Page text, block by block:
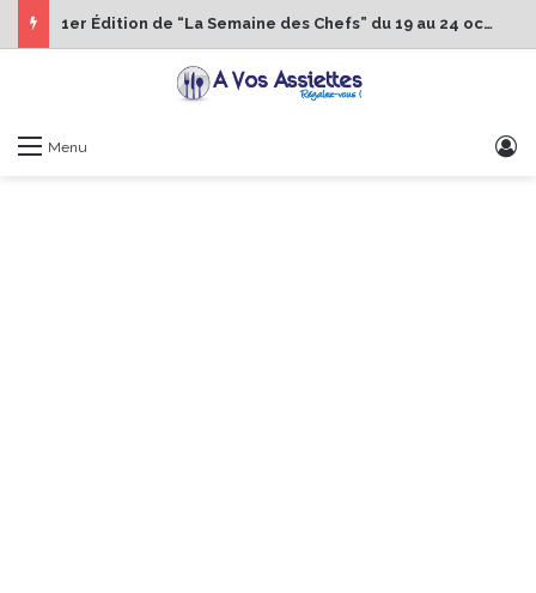
1er Édition de “La Semaine des Chefs” du 19 au 24 octobre 2026
Menu